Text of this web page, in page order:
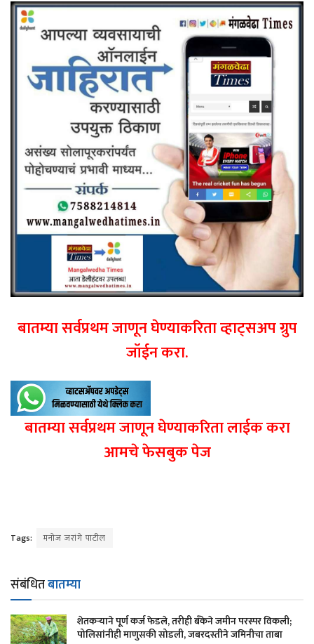
बातम्या सर्वप्रथम जाणून घेण्याकरिता व्हाट्सअप ग्रुप
जॉईन करा.
बातम्या सर्वप्रथम जाणून घेण्याकरिता लाईक करा
आमचे फेसबुक पेज
Tags: मनोज जरांगे पाटील
संबंधितबातम्या
शेतकऱ्याने पूर्ण कर्ज फेडले, तरीही बँकेने जमीन परस्पर विकली;
पोलिसांनीही माणुसकी सोडली, जबरदस्तीने जमिनीचा ताबा